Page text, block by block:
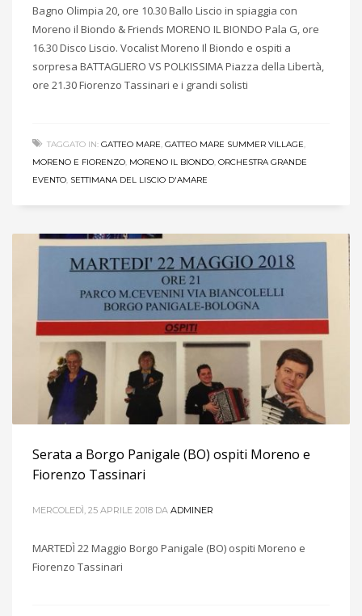
Bagno Olimpia 20, ore 10.30 Ballo Liscio in spiaggia con
Moreno il Biondo & Friends MORENO IL BIONDO Pala G, ore
16.30 Disco Liscio. Vocalist Moreno Il Biondo e ospiti a
sorpresa BATTAGLIERO VS POLKISSIMA Piazza della Libertà,
ore 21.30 Fiorenzo Tassinari e i grandi solisti
TAGGATO IN: GATTEO MARE, GATTEO MARE SUMMER VILLAGE,
MORENO E FIORENZO, MORENO IL BIONDO, ORCHESTRA GRANDE
EVENTO, SETTIMANA DEL LISCIO D'AMARE
Serata a Borgo Panigale (BO) ospiti Moreno e
Fiorenzo Tassinari
MERCOLEDÌ, 25 APRILE 2018 DA ADMINER
MARTEDÌ 22 Maggio Borgo Panigale (BO) ospiti Moreno e
Fiorenzo Tassinari